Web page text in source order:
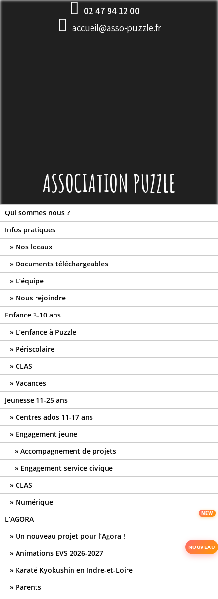
Skip
02 47 94 12 00
accueil@asso-puzzle.fr
ASSOCIATION PUZZLE
Qui sommes nous ?
Infos pratiques
Nos locaux
Documents téléchargeables
L’équipe
Nous rejoindre
Enfance 3-10 ans
L’enfance à Puzzle
Périscolaire
CLAS
Vacances
Jeunesse 11-25 ans
Centres ados 11-17 ans
Engagement jeune
Accompagnement de projets
Engagement service civique
CLAS
Numérique
L’AGORA
Un nouveau projet pour l’Agora !
Animations EVS 2026-2027
Karaté Kyokushin en Indre-et-Loire
Parents